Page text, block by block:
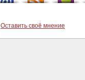
Оставить своё мнение